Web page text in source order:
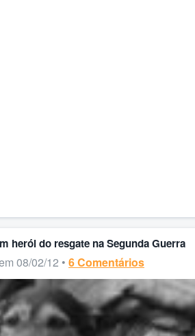
herói do resgate na Segunda Guerra
08/02/12 • 6 Comentários